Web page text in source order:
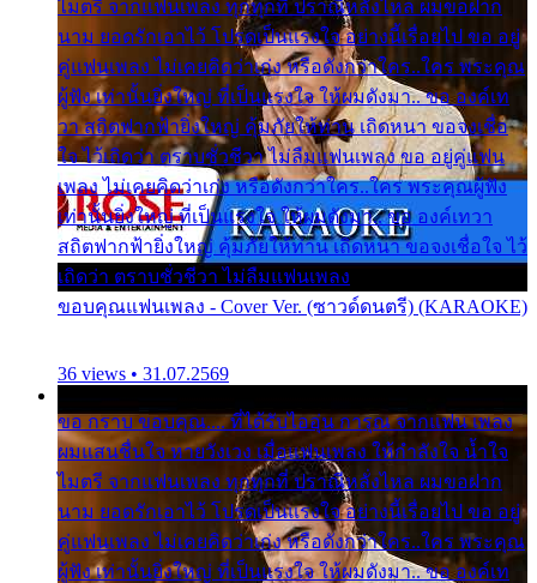
ไมตรี จากแฟนเพลง ทุกทุกที่ ปราณีหลั่งไหล ผมขอฝาก
นาม ยอดรักเอาไว้ โปรดเป็นแรงใจ อย่างนี้เรื่อยไป ขอ อยู่
คู่แฟนเพลง ไม่เคยคิดว่าเก่ง หรือดังกว่าใคร..ใคร พระคุณ
ผู้ฟัง เท่านั้นยิ่งใหญ่ ที่เป็นแรงใจ ให้ผมดังมา.. ขอ องค์เท
วา สถิตฟากฟ้ายิ่งใหญ่ คุ้มภัยให้ท่าน เถิดหนา ขอจงเชื่อ
ใจ ไว้เถิดว่า ตราบชั่วชีวา ไม่ลืมแฟนเพลง ขอ อยู่คู่แฟน
เพลง ไม่เคยคิดว่าเก่ง หรือดังกว่าใคร..ใคร พระคุณผู้ฟัง
เท่านั้นยิ่งใหญ่ ที่เป็นแรงใจ ให้ผมดังมา.. ขอ องค์เทวา
สถิตฟากฟ้ายิ่งใหญ่ คุ้มภัยให้ท่าน เถิดหนา ขอจงเชื่อใจ ไว้
เถิดว่า ตราบชั่วชีวา ไม่ลืมแฟนเพลง
ขอบคุณแฟนเพลง - Cover Ver. (ซาวด์ดนตรี) (KARAOKE)
36 views • 31.07.2569
ขอ กราบ ขอบคุณ.... ที่ได้รับไออุ่น การุณ จากแฟน เพลง
ผมแสนชื่นใจ หายวังเวง เมื่อแฟนเพลง ให้กำลังใจ น้ำใจ
ไมตรี จากแฟนเพลง ทุกทุกที่ ปราณีหลั่งไหล ผมขอฝาก
นาม ยอดรักเอาไว้ โปรดเป็นแรงใจ อย่างนี้เรื่อยไป ขอ อยู่
คู่แฟนเพลง ไม่เคยคิดว่าเก่ง หรือดังกว่าใคร..ใคร พระคุณ
ผู้ฟัง เท่านั้นยิ่งใหญ่ ที่เป็นแรงใจ ให้ผมดังมา.. ขอ องค์เท